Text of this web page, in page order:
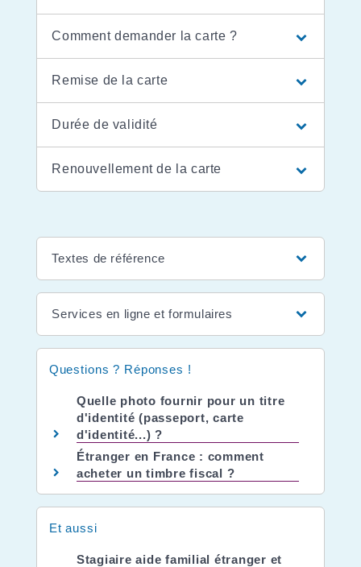
Comment demander la carte ?
Remise de la carte
Durée de validité
Renouvellement de la carte
Textes de référence
Services en ligne et formulaires
Questions ? Réponses !
Quelle photo fournir pour un titre
d'identité (passeport, carte
d'identité...) ?
Étranger en France : comment
acheter un timbre fiscal ?
Et aussi
Stagiaire aide familial étranger et